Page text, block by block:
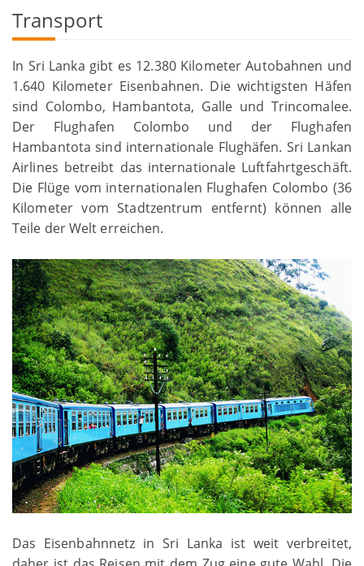
Transport
In Sri Lanka gibt es 12.380 Kilometer Autobahnen und
1.640 Kilometer Eisenbahnen. Die wichtigsten Häfen
sind Colombo, Hambantota, Galle und Trincomalee.
Der Flughafen Colombo und der Flughafen
Hambantota sind internationale Flughäfen. Sri Lankan
Airlines betreibt das internationale Luftfahrtgeschäft.
Die Flüge vom internationalen Flughafen Colombo (36
Kilometer vom Stadtzentrum entfernt) können alle
Teile der Welt erreichen.
Das Eisenbahnnetz in Sri Lanka ist weit verbreitet,